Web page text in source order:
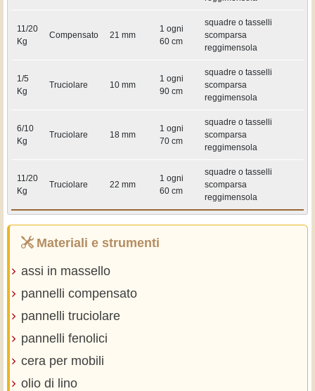
11/20
Kg
Compensato 21 mm
1 ogni
60 cm
squadre o tasselli
scomparsa
reggimensola
1/5
Kg
Truciolare 10 mm
1 ogni
90 cm
squadre o tasselli
scomparsa
reggimensola
6/10
Kg
Truciolare 18 mm
1 ogni
70 cm
squadre o tasselli
scomparsa
reggimensola
11/20
Kg
Truciolare 22 mm
1 ogni
60 cm
squadre o tasselli
scomparsa
reggimensola
Materiali e strumenti
assi in massello
pannelli compensato
pannelli truciolare
pannelli fenolici
cera per mobili
olio di lino